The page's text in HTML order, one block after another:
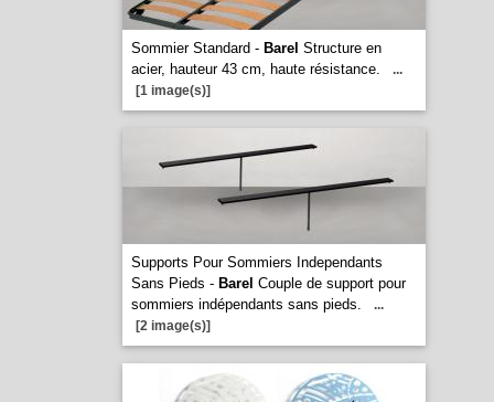
Sommier Standard - Barel Structure en
acier, hauteur 43 cm, haute résistance.
...
[1 image(s)]
Supports Pour Sommiers Independants
Sans Pieds - Barel Couple de support pour
sommiers indépendants sans pieds.
...
[2 image(s)]